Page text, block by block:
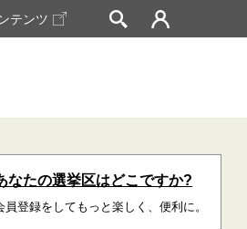
テンツ
なたの選挙区はどこですか?
員登録をしてもっと楽しく、便利に。